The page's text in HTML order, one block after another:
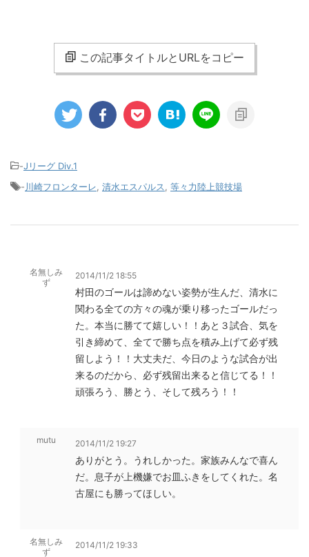
この記事タイトルとURLをコピー
-Jリーグ Div.1
-川崎フロンターレ, 清水エスパルス, 等々力陸上競技場
名無しみ
ず
2014/11/2 18:55
村田のゴールは諦めない姿勢が生んだ、清水に
関わる全ての方々の魂が乗り移ったゴールだっ
た。本当に勝てて嬉しい！！あと３試合、気を
引き締めて、全てで勝ち点を積み上げて必ず残
留しよう！！大丈夫だ、今日のような試合が出
来るのだから、必ず残留出来ると信じてる！！
頑張ろう、勝とう、そして残ろう！！
mutu 2014/11/2 19:27
ありがとう。うれしかった。家族みんなで喜ん
だ。息子が上機嫌でお皿ふきをしてくれた。名
古屋にも勝ってほしい。
名無しみ
ず
2014/11/2 19:33